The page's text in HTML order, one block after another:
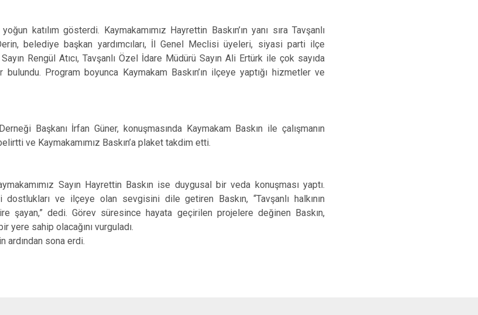
Çavdarhisar
Domaniç
Dumlupınar
Pazarlar
Şaphane
Simav
katılım gösterdi. Kaymakamımız Hayrettin Baskın’ın yanı sıra Tavşanlı
belediye başkan yardımcıları, İl Genel Meclisi üyeleri, siyasi parti ilçe
Rengül Atıcı, Tavşanlı Özel İdare Müdürü Sayın Ali Ertürk ile çok sayıda
Program boyunca Kaymakam Baskın’ın ilçeye yaptığı hizmetler ve
Başkanı İrfan Güner, konuşmasında Kaymakam Baskın ile çalışmanın
ve Kaymakamımız Baskın’a plaket takdim etti.
Sayın Hayrettin Baskın ise duygusal bir veda konuşması yaptı.
dostlukları ve ilçeye olan sevgisini dile getiren Baskın, “Tavşanlı halkının
şayan,” dedi. Görev süresince hayata geçirilen projelere değinen Baskın,
yere sahip olacağını vurguladı.
ardından sona erdi.